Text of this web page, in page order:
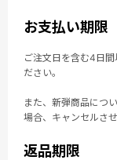
お支払い期限
ご注文日を含む4日
ださい。
また、新弾商品につ
場合、キャンセルさ
返品期限